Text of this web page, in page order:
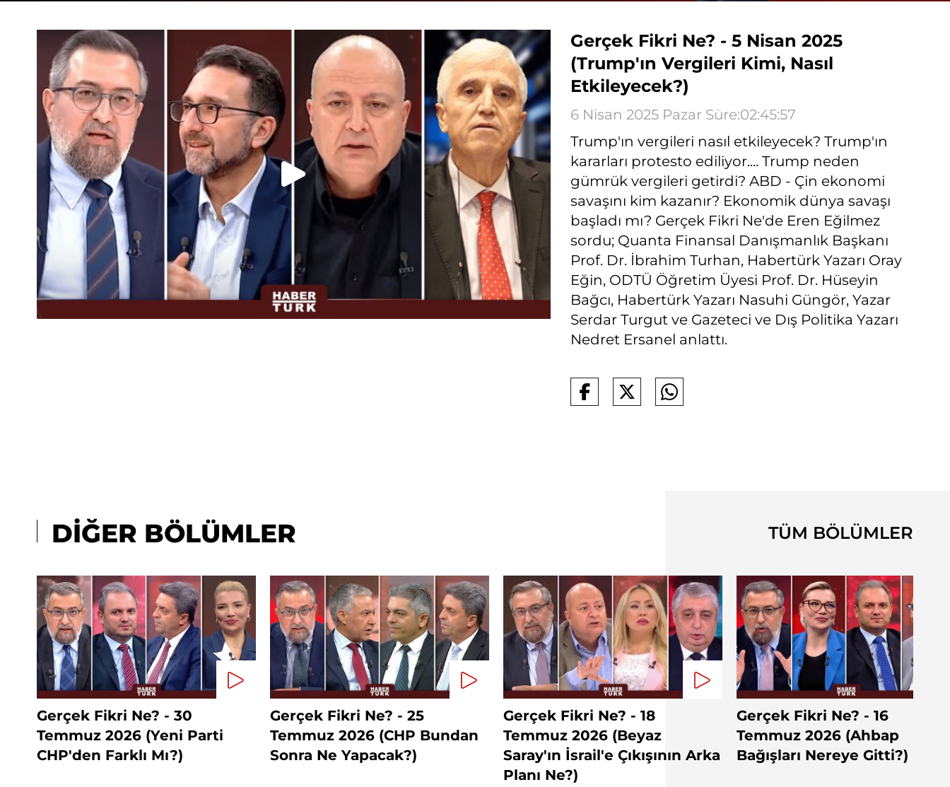
Gerçek Fikri Ne? - 5 Nisan 2025
(Trump'ın Vergileri Kimi, Nasıl
Etkileyecek?)
6 Nisan 2025 Pazar Süre:02:45:57
Trump'ın vergileri nasıl etkileyecek? Trump'ın
kararları protesto ediliyor.... Trump neden
gümrük vergileri getirdi? ABD - Çin ekonomi
savaşını kim kazanır? Ekonomik dünya savaşı
başladı mı? Gerçek Fikri Ne'de Eren Eğilmez
sordu; Quanta Finansal Danışmanlık Başkanı
Prof. Dr. İbrahim Turhan, Habertürk Yazarı Oray
Eğin, ODTÜ Öğretim Üyesi Prof. Dr. Hüseyin
Bağcı, Habertürk Yazarı Nasuhi Güngör, Yazar
Serdar Turgut ve Gazeteci ve Dış Politika Yazarı
Nedret Ersanel anlattı.
DİĞER BÖLÜMLER TÜM BÖLÜMLER
Gerçek Fikri Ne? - 30
Temmuz 2026 (Yeni Parti
CHP'den Farklı Mı?)
Gerçek Fikri Ne? - 25
Temmuz 2026 (CHP Bundan
Sonra Ne Yapacak?)
Gerçek Fikri Ne? - 18
Temmuz 2026 (Beyaz
Saray'ın İsrail'e Çıkışının Arka
Planı Ne?)
Gerçek Fikri Ne? - 16
Temmuz 2026 (Ahbap
Bağışları Nereye Gitti?)